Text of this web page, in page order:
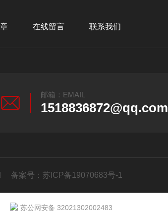
在线留言 联系我们
邮箱：EMAIL
1518836872@qq.com
备案号： 苏ICP备19070683号-1
苏公网安备 32021302002483